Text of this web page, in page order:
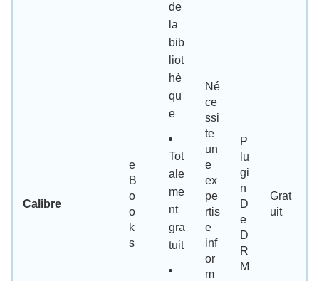
Calibre
e
B
o
o
k
s
de
la
bib
liot
hè
qu
e
Tot
ale
me
nt
gra
tuit
Né
ce
ssi
te
un
e
ex
pe
rtis
e
inf
or
m
P
lu
gi
n
D
e
D
R
M
Grat
uit